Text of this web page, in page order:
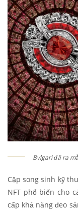
Bvlgariđã ra
Cặp song sinh kỹ
NFT phổ biến cho
cấp khả năng đeo